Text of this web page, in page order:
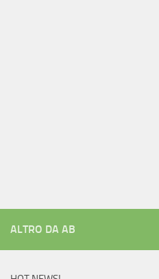
ALTRO DA AB